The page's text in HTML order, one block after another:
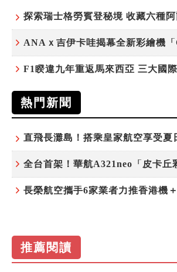
熱門新聞
直飛長灘島！搭乘皇家航空享受夏
全台首架！華航A321neo「皮卡丘
長榮航空攜手6家業者力推香港機
推薦閱讀